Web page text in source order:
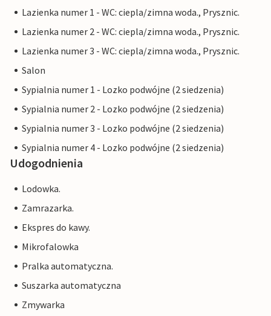
Lazienka numer 1 - WC: ciepla/zimna woda., Prysznic.
Lazienka numer 2 - WC: ciepla/zimna woda., Prysznic.
Lazienka numer 3 - WC: ciepla/zimna woda., Prysznic.
Salon
Sypialnia numer 1 - Lozko podwójne (2 siedzenia)
Sypialnia numer 2 - Lozko podwójne (2 siedzenia)
Sypialnia numer 3 - Lozko podwójne (2 siedzenia)
Sypialnia numer 4 - Lozko podwójne (2 siedzenia)
Udogodnienia
Lodowka.
Zamrazarka.
Ekspres do kawy.
Mikrofalowka
Pralka automatyczna.
Suszarka automatyczna
Zmywarka